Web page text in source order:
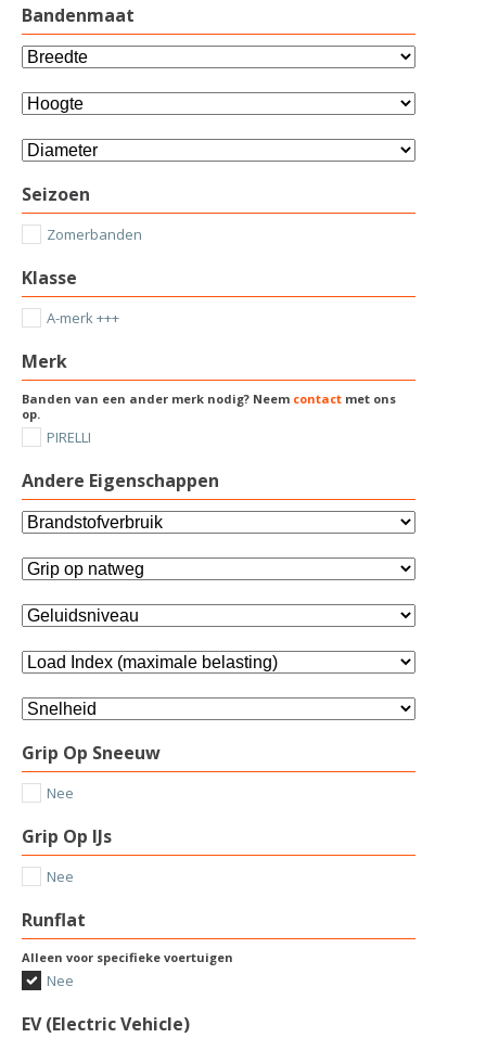
Bandenmaat
Seizoen
Zomerbanden
Klasse
A-merk +++
Merk
Banden van een ander merk nodig? Neem contact met ons
op.
PIRELLI
Andere Eigenschappen
Grip Op Sneeuw
Nee
Grip Op IJs
Nee
Runflat
Alleen voor specifieke voertuigen
Nee
EV (Electric Vehicle)